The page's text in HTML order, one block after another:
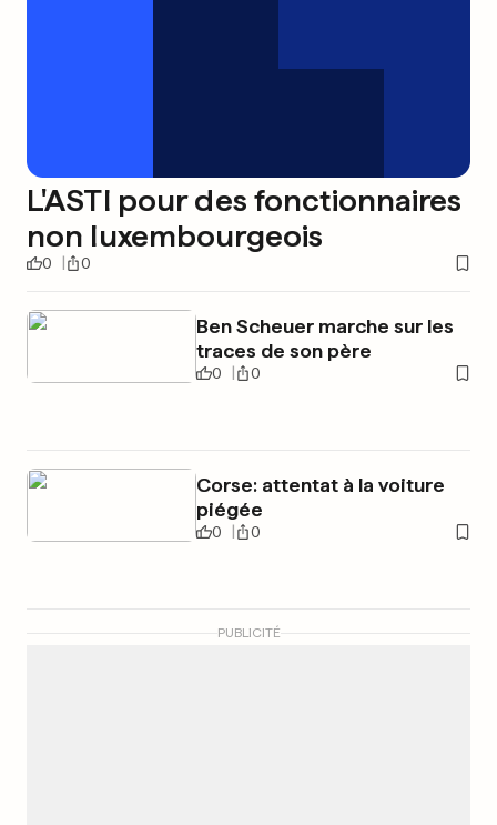
L'ASTI pour des fonctionnaires
non luxembourgeois
0 0
Ben Scheuer marche sur les
traces de son père
0 0
Corse: attentat à la voiture
piégée
0 0
PUBLICITÉ